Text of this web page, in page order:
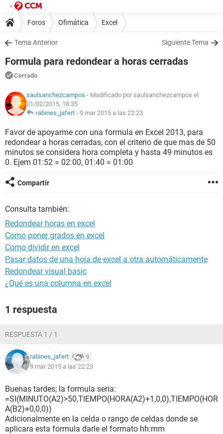
Foros Ofimática Excel
Tema Anterior Siguiente Tema
Formula para redondear a horas cerradas
Cerrado
saulsanchezcampos - Modificado por saulsanchezcampos el
21/02/2015, 18:35
rabines_jafert -9 mar 2015 a las 22:23
Favor de apoyarme con una formula en Excel 2013, para
redondear a horas cerradas, con el criterio de que mas de 50
minutos se considera hora completa y hasta 49 minutos es
0. Ejem 01:52 = 02:00, 01:40 = 01:00
Compartir
Consulta también:
Redondear horas en excel
Como poner grados en excel
Como dividir en excel
Pasar datos de una hoja de excel a otra automáticamente
Redondear visual basic
¿Qué es una columna en excel
1 respuesta
RESPUESTA 1 / 1
rabines_jafert 9
9 mar 2015 a las 22:23
Buenas tardes; la formula seria:
=SI(MINUTO(A2)>50,TIEMPO(HORA(A2)+1,0,0),TIEMPO(HOR
A(B2)+0,0,0))
Adicionalmente en la celda o rango de celdas donde se
aplicara esta formula darle el formato hh:mm